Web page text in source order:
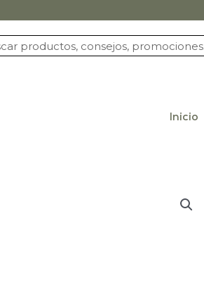
Inicio